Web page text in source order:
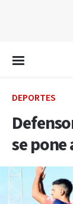
DEPORTES
se